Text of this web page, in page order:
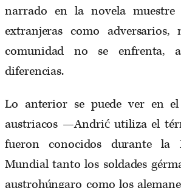
narrado en la novela muestre
extranjeras como
comunidad no se enfrenta,
diferencias.
Lo anterior se puede ver en
austriacos —Andrić utiliza el
fueron conocidos durante la
Mundial tanto los soldades
austrohúngaro como los